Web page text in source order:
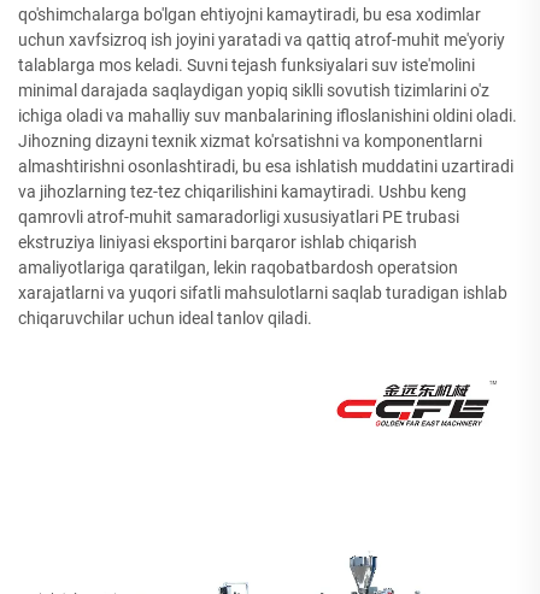
qo'shimchalarga bo'lgan ehtiyojni kamaytiradi, bu esa xodimlar
uchun xavfsizroq ish joyini yaratadi va qattiq atrof-muhit me'yoriy
talablarga mos keladi. Suvni tejash funksiyalari suv iste'molini
minimal darajada saqlaydigan yopiq siklli sovutish tizimlarini o'z
ichiga oladi va mahalliy suv manbalarining ifloslanishini oldini oladi.
Jihozning dizayni texnik xizmat ko'rsatishni va komponentlarni
almashtirishni osonlashtiradi, bu esa ishlatish muddatini uzartiradi
va jihozlarning tez-tez chiqarilishini kamaytiradi. Ushbu keng
qamrovli atrof-muhit samaradorligi xususiyatlari PE trubasi
ekstruziya liniyasi eksportini barqaror ishlab chiqarish
amaliyotlariga qaratilgan, lekin raqobatbardosh operatsion
xarajatlarni va yuqori sifatli mahsulotlarni saqlab turadigan ishlab
chiqaruvchilar uchun ideal tanlov qiladi.